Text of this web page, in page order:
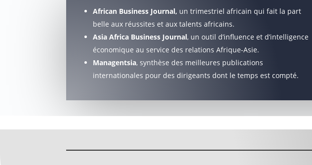
African Business Journal, un trimestriel africain qui fait la part
belle aux réussites et aux talents africains.
Asia Africa Business Journal, un outil d’influence et d’intelligence
économique au service des relations Afrique-Asie.
Managentsia, synthèse des meilleures publications
internationales pour des dirigeants dont le temps est compté.